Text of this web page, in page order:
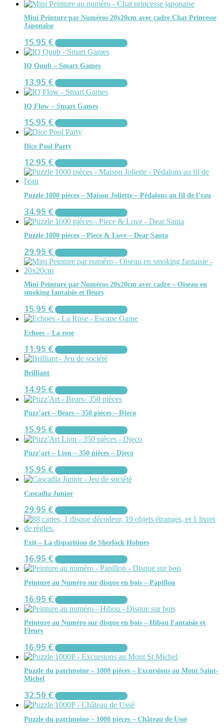
Mini Peinture par Numéros 20x20cm avec cadre Chat Princesse
Japonaise
15.95 €
IQ Quub – Smart Games
13.95 €
IQ Flow – Smart Games
15.95 €
Dice Pool Party
12.95 €
Puzzle 1000 pièces – Maison Joliette – Pédalons au fil de l’eau
34.95 €
Puzzle 1000 pièces – Piece & Love – Dear Santa
29.95 €
Mini Peinture par Numéros 20x20cm avec cadre – Oiseau en
smoking fantaisie et fleurs
15.95 €
Echoes – La rose
11.95 €
Brilliant
14.95 €
Puzz’art – Bears – 350 pièces – Djeco
15.95 €
Puzz’art – Lion – 350 pièces – Djeco
15.95 €
Cascadia Junior
29.95 €
Exit – La disparition de Sherlock Holmes
16.95 €
Peinture au Numéro sur disque en bois – Papillon
16.95 €
Peinture au Numéro sur disque en bois – Hibou Fantaisie et
Fleurs
16.95 €
Puzzle du patrimoine – 1000 pièces – Excursions au Mont Saint-
Michel
32.50 €
Puzzle du patrimoine – 1000 pièces – Château de Ussé